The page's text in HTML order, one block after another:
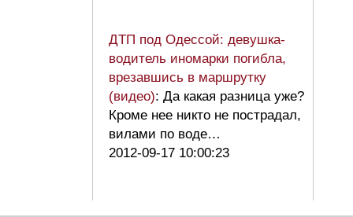
ДТП под Одессой: девушка-
водитель иномарки погибла,
врезавшись в маршрутку
(видео): Да какая разница уже?
Кроме нее никто не пострадал,
вилами по воде…
2012-09-17 10:00:23